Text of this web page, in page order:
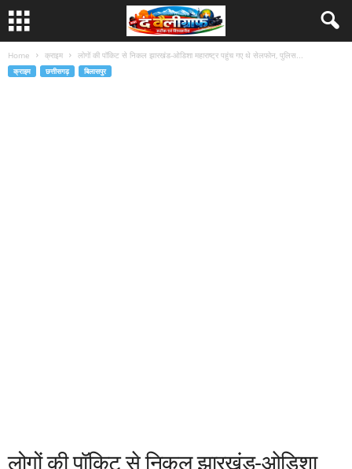
Home क्राइम लोगों की पॉकिट से निकल झारखंड-ओडिशा महाराष्ट्र पहुंच गए थे सेलफोन, पुलिस...
क्राइम छत्तीसगढ़ बिलासपुर
लोगों की पॉकिट से निकल झारखंड-ओडिशा